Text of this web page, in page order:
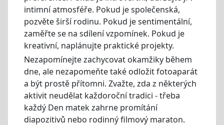
intimní atmosféře. Pokud je společenská,
pozvěte širší rodinu. Pokud je sentimentální,
zaměřte se na sdílení vzpomínek. Pokud je
kreativní, naplánujte praktické projekty.
Nezapomínejte zachycovat okamžiky během
dne, ale nezapomeňte také odložit fotoaparát
a být prostě přítomni. Zvažte, zda z některých
aktivit neudělat každoroční tradici - třeba
každý Den matek zahrne promítání
diapozitivů nebo rodinný filmový maraton.